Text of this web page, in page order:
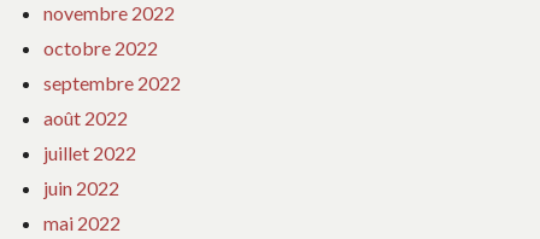
novembre 2022
octobre 2022
septembre 2022
août 2022
juillet 2022
juin 2022
mai 2022